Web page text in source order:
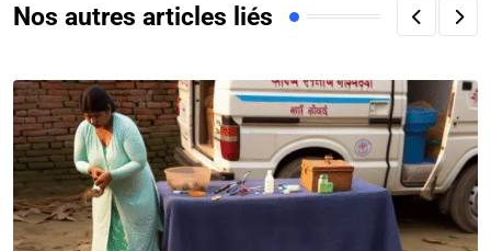
Nos autres articles liés